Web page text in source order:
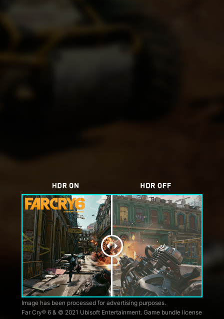
Image has been processed for advertising purposes.
Far Cry® 6 & © 2021 Ubisoft Entertainment. Game bundle license